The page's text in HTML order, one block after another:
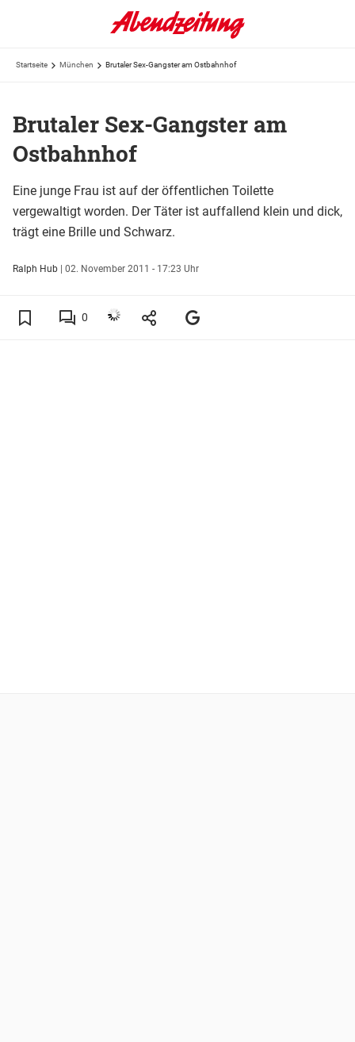
Startseite München Brutaler Sex-Gangster am Ostbahnhof
Brutaler Sex-Gangster am
Ostbahnhof
Eine junge Frau ist auf der öffentlichen Toilette
vergewaltigt worden. Der Täter ist auffallend klein und dick,
trägt eine Brille und Schwarz.
Ralph Hub | 02. November 2011 - 17:23 Uhr
0